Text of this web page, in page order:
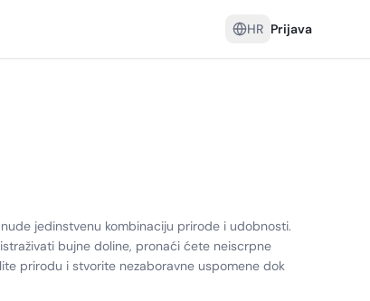
HR Prijava
nude jedinstvenu kombinaciju prirode i udobnosti.
bujne doline, pronaći ćete neiscrpne
prirodu i stvorite nezaboravne uspomene dok